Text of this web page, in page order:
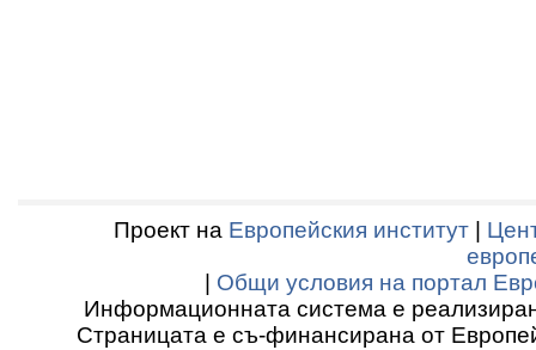
Проект на Европейския институт
Общи условия на портал
Информационната система е
Страницата е съ-финансирана от